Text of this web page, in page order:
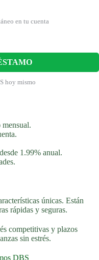
en tu cuenta
hoy mismo
mensual.
1.99% anual.
únicas. Están
rápidas y seguras.
competitivas y plazos
sin estrés.
DBS